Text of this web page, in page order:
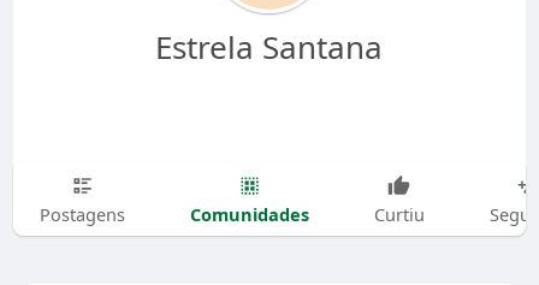
Estrela Santana
Postagens Comunidades Curtiu